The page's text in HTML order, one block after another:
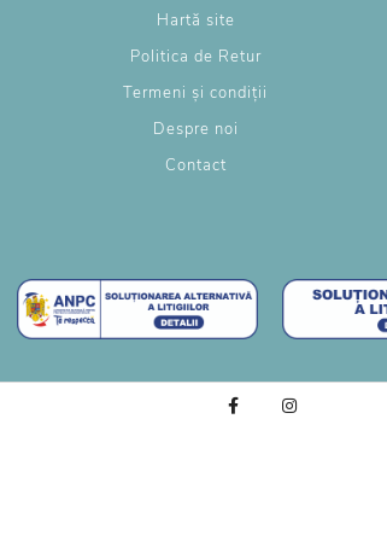
Hartă site
Politica de Retur
Termeni și condiții
Despre noi
Contact